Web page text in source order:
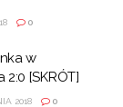
0
w
[SKRÓT]
2018 0